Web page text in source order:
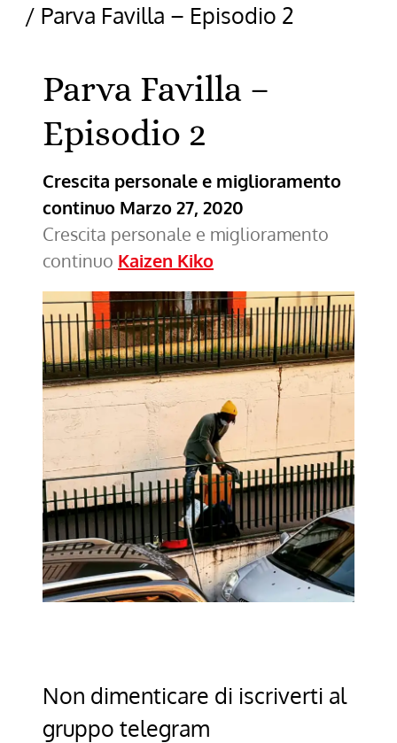
/ Parva Favilla – Episodio 2
Parva Favilla –
Episodio 2
Crescita personale e miglioramento
continuo Marzo 27, 2020
Crescita personale e miglioramento
continuo Kaizen Kiko
Non dimenticare di iscriverti al
gruppo telegram